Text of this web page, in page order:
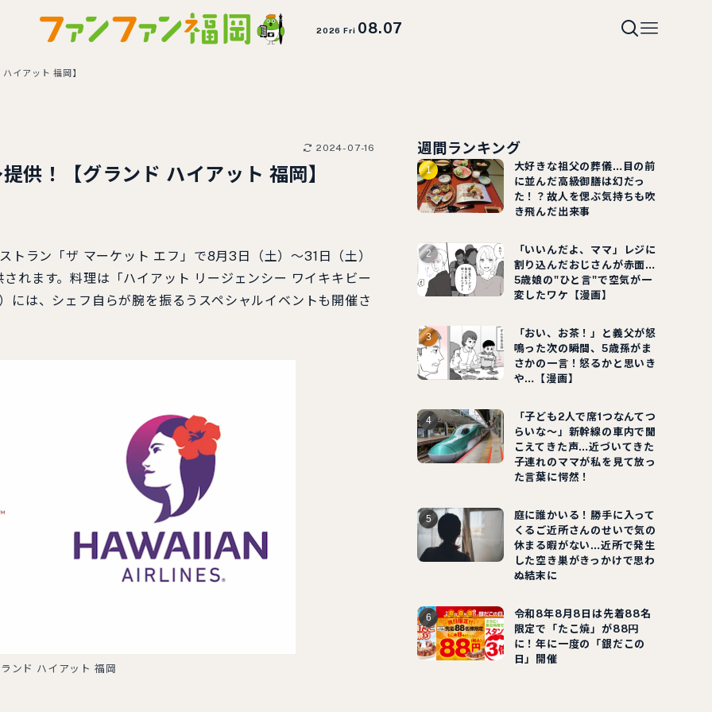
2026 Fri 08.07
イアット 福岡】
2024-07-16
供！【グランド ハイアット 福岡】
ラン「ザ マーケット エフ」で8月3日（土）～31日（土）
れます。料理は「ハイアット リージェンシー ワイキキビー
は、シェフ自らが腕を振るうスペシャルイベントも開催さ
ンド ハイアット 福岡
週間ランキング
大好きな祖父の葬儀…目の前
に並んだ高級御膳は幻だっ
た！？故人を偲ぶ気持ちも吹
き飛んだ出来事
「いいんだよ、ママ」レジに
割り込んだおじさんが赤面…
5歳娘の"ひと言"で空気が一
変したワケ【漫画】
「おい、お茶！」と義父が怒
鳴った次の瞬間、5歳孫がま
さかの一言！怒るかと思いき
や…【漫画】
「子ども2人で席1つなんてつ
らいな～」新幹線の車内で聞
こえてきた声…近づいてきた
子連れのママが私を見て放っ
た言葉に愕然！
庭に誰かいる！勝手に入って
くるご近所さんのせいで気の
休まる暇がない…近所で発生
した空き巣がきっかけで思わ
ぬ結末に
令和8年8月8日は先着88名
限定で「たこ焼」が88円
に！年に一度の「銀だこの
日」開催